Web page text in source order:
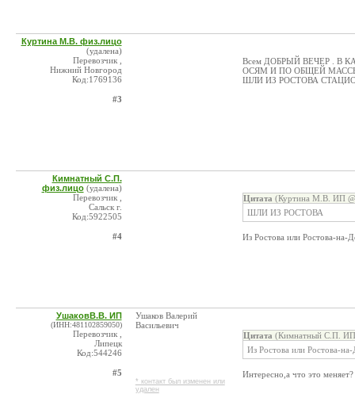
Куртина М.В. физ.лицо
(удалена)
Перевозчик ,
Нижний Новгород
Код:1769136
#3
Всем ДОБРЫЙ ВЕЧЕР . В
ОСЯМ И ПО ОБЩЕЙ
ШЛИ ИЗ РОСТОВА
Кимнатный С.П.
физ.лицо (удалена)
Перевозчик ,
Сальск г.
Код:5922505
#4
Цитата (Куртина М.В. ИП
ШЛИ ИЗ РОСТОВА
Из Ростова или Ростова-на-
УшаковВ.В. ИП
(ИНН:481102859050)
Перевозчик ,
Липецк
Код:544246
#5
Ушаков Валерий
Васильевич
* контакт был изменен или
удален
Цитата (Кимнатный С.П.
Из Ростова или Ростова-
Интересно,а что это меняет?